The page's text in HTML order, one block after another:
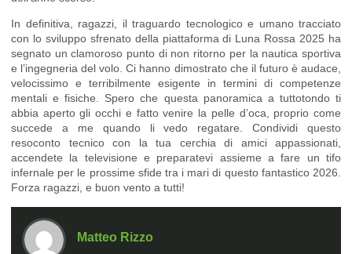
In definitiva, ragazzi, il traguardo tecnologico e umano tracciato
con lo sviluppo sfrenato della piattaforma di Luna Rossa 2025 ha
segnato un clamoroso punto di non ritorno per la nautica sportiva
e l’ingegneria del volo. Ci hanno dimostrato che il futuro è audace,
velocissimo e terribilmente esigente in termini di competenze
mentali e fisiche. Spero che questa panoramica a tuttotondo ti
abbia aperto gli occhi e fatto venire la pelle d’oca, proprio come
succede a me quando li vedo regatare. Condividi questo
resoconto tecnico con la tua cerchia di amici appassionati,
accendete la televisione e preparatevi assieme a fare un tifo
infernale per le prossime sfide tra i mari di questo fantastico 2026.
Forza ragazzi, e buon vento a tutti!
Matteo Rizzo